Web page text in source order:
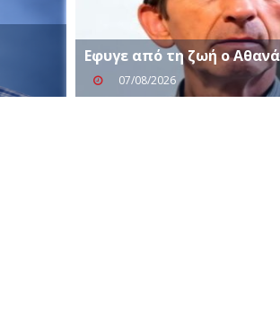
Eφυγε από τη ζωή ο
07/08/2026